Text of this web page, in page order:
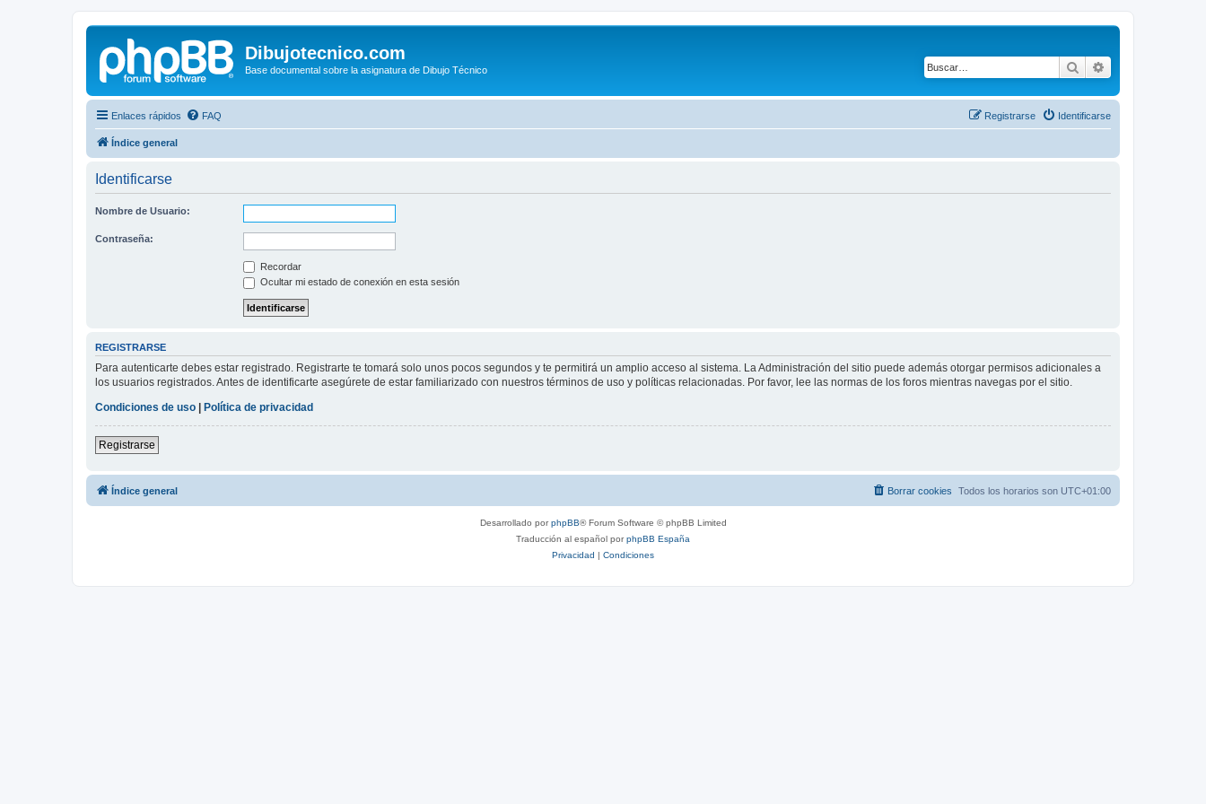
Dibujotecnico.com
Base documental sobre la asignatura de Dibujo Técnico Buscar
Enlaces rápidos FAQ Identificarse
Registrarse
Índice general
Identificarse
Nombre de Usuario:
Contraseña:
Recordar
Ocultar mi estado de conexión en esta sesión
REGISTRARSE
Para autenticarte debes estar registrado. Registrarte te tomará solo unos pocos segundos y te permitirá un amplio acceso al sistema. La Administración del sitio puede además otorgar permisos adicionales a
los usuarios registrados. Antes de identificarte asegúrete de estar familiarizado con nuestros términos de uso y políticas relacionadas. Por favor, lee las normas de los foros mientras navegas por el sitio.
Condiciones de uso
Política de privacidad
Registrarse
Índice general Todos los horarios son UTC+01:00
Borrar cookies
Desarrollado porphpBB® Forum Software © phpBB Limited
Traducción al español porphpBB España
Privacidad | Condiciones